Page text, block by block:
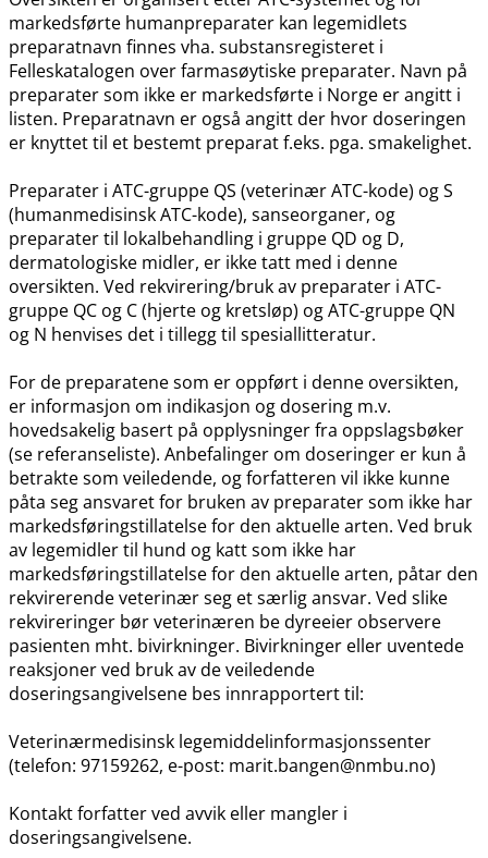
markedsførte humanpreparater kan legemidlets
preparatnavn finnes vha. substansregisteret i
Felleskatalogen over farmasøytiske preparater. Navn på
preparater som ikke er markedsførte i Norge er angitt i
listen. Preparatnavn er også angitt der hvor doseringen
er knyttet til et bestemt preparat f.eks. pga. smakelighet.
Preparater i ATC-gruppe QS (veterinær ATC-kode) og S
(humanmedisinsk ATC-kode), sanseorganer, og
preparater til lokalbehandling i gruppe QD og D,
dermatologiske midler, er ikke tatt med i denne
oversikten. Ved rekvirering​/​bruk av preparater i ATC-
gruppe QC og C (hjerte og kretsløp) og ATC-gruppe QN
og N henvises det i tillegg til spesiallitteratur.
For de preparatene som er oppført i denne oversikten,
er informasjon om indikasjon og dosering m.v.
hovedsakelig basert på opplysninger fra oppslagsbøker
(se referanseliste). Anbefalinger om doseringer er kun å
betrakte som veiledende, og forfatteren vil ikke kunne
påta seg ansvaret for bruken av preparater som ikke har
markedsføringstillatelse for den aktuelle arten. Ved bruk
av legemidler til hund og katt som ikke har
markedsføringstillatelse for den aktuelle arten, påtar den
rekvirerende veterinær seg et særlig ansvar. Ved slike
rekvireringer bør veterinæren be dyreeier observere
pasienten mht. bivirkninger. Bivirkninger eller uventede
reaksjoner ved bruk av de veiledende
doseringsangivelsene bes innrapportert til:
Veterinærmedisinsk legemiddelinformasjonssenter
(telefon: 97159262, e-post: marit.bangen@nmbu.no)
Kontakt forfatter ved avvik eller mangler i
doseringsangivelsene.